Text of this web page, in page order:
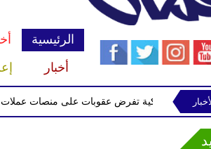
الرئيسية
أخبار
الأميركية تفرض عقوبات على منصات عملات